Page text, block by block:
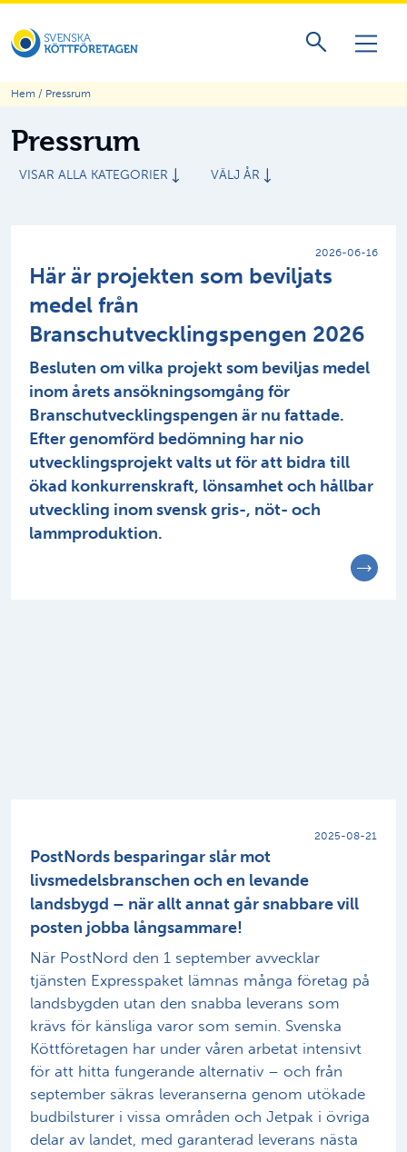
Hem / Pressrum
Pressrum
VISAR ALLA KATEGORIER VÄLJ ÅR
2026-06-16
Här är projekten som beviljats
medel från
Branschutvecklingspengen 2026
Besluten om vilka projekt som beviljas medel
inom årets ansökningsomgång för
Branschutvecklingspengen är nu fattade.
Efter genomförd bedömning har nio
utvecklingsprojekt valts ut för att bidra till
ökad konkurrenskraft, lönsamhet och hållbar
utveckling inom svensk gris-, nöt- och
lammproduktion.
2025-08-21
PostNords besparingar slår mot
livsmedelsbranschen och en levande
landsbygd – när allt annat går snabbare vill
posten jobba långsammare!
När PostNord den 1 september avvecklar
tjänsten Expresspaket lämnas många företag på
landsbygden utan den snabba leverans som
krävs för känsliga varor som semin. Svenska
Köttföretagen har under våren arbetat intensivt
för att hitta fungerande alternativ – och från
september säkras leveranserna genom utökade
budbilsturer i vissa områden och Jetpak i övriga
delar av landet, med garanterad leverans nästa